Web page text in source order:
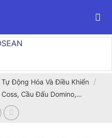
Tự Động Hóa Và Điều Khiển /
Cầu Đấu Domino,…